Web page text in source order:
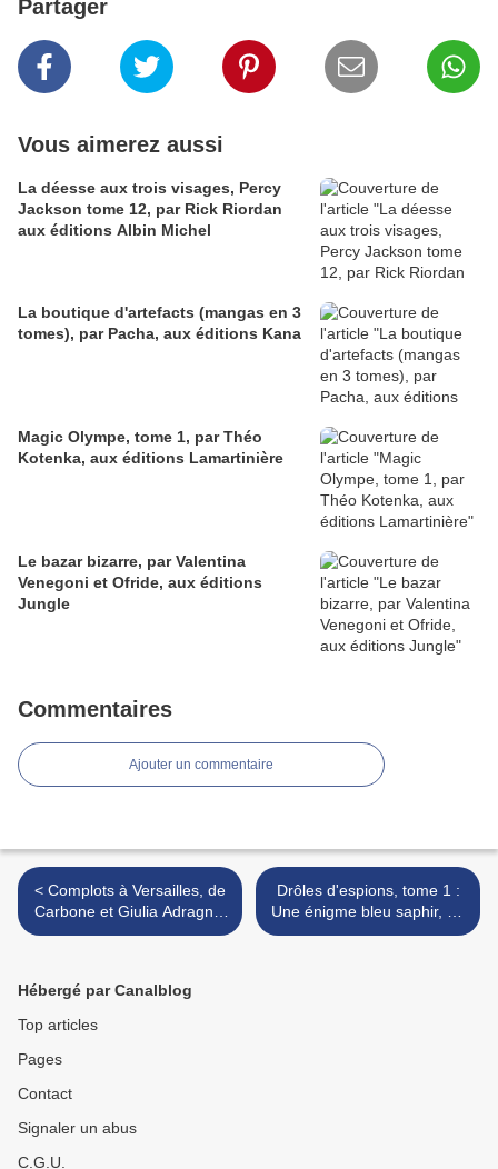
Partager
Vous aimerez aussi
La déesse aux trois visages, Percy
Jackson tome 12, par Rick Riordan
aux éditions Albin Michel
La boutique d'artefacts (mangas en 3
tomes), par Pacha, aux éditions Kana
Magic Olympe, tome 1, par Théo
Kotenka, aux éditions Lamartinière
Le bazar bizarre, par Valentina
Venegoni et Ofride, aux éditions
Jungle
Commentaires
Ajouter un commentaire
< Complots à Versailles, de
Carbone et Giulia Adragna,
d'après le roman d'Annie
Drôles d'espions, tome 1 :
Une énigme bleu saphir, de
Pierdomenico Baccalario >
Hébergé par Canalblog
Top articles
Pages
Contact
Signaler un abus
C.G.U.